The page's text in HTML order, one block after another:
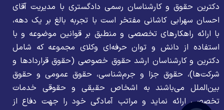
دکترین حقوق و کارشناسان رسمی دادگستری با مدیریت آقای
احسان سهرابی کاشانی مفتخر است با تجربه بالغ بر یک دهه،
با ارائه راهکارهای تخصصی و منطبق بر قوانین موضوعه و با
استفاده از دانش و توان حرفه‌ای وکلای مجموعه که شامل
دکترین و کارشناسان ارشد حقوق خصوصی (حقوق قراردادها و
شرکت‌ها)، حقوق جزا و جرم‌شناسی، حقوق عمومی و حقوق
بین‌الملل می‌باشند به اشخاص حقیقی و حقوقی خدمات
تخصصی ارائه نماید و مراتب آمادگی خود را جهت دفاع از